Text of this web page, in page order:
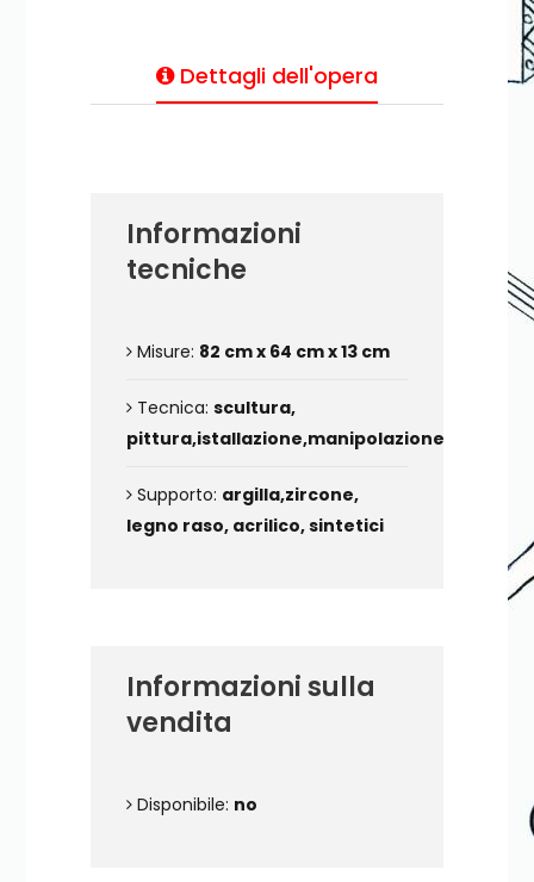
Dettagli dell'opera
Informazioni
tecniche
Misure: 82 cm x 64 cm x 13 cm
Tecnica: scultura,
pittura,istallazione,manipolazione
Supporto: argilla,zircone,
legno raso, acrilico, sintetici
Informazioni sulla
vendita
Disponibile: no